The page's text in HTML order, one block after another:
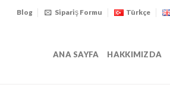
Blog Sipariş Formu Türkçe
ANA SAYFA HAKKIMIZDA